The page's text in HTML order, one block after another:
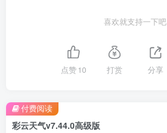
喜欢就支持一下吧
点赞10 打赏 分享
彩云天气v7.44.0高级版
付费阅读